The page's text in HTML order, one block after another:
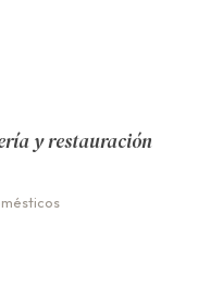
y restauración